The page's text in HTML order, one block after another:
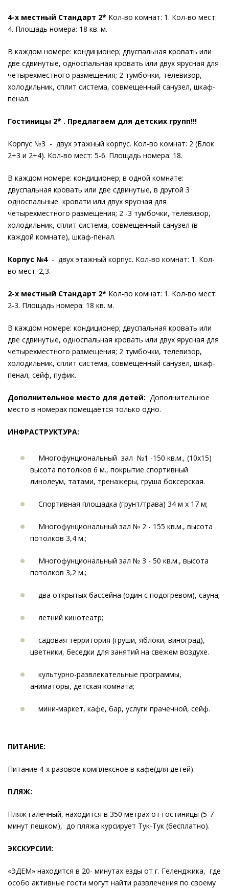
4-х местный Стандарт 2* Кол-во комнат: 1. Кол-во мест:
4. Площадь номера: 18 кв. м.
В каждом номере: кондиционер; двуспальная кровать или
две сдвинутые, односпальная кровать или двух ярусная для
четырехместного размещения; 2 тумбочки, телевизор,
холодильник, сплит система, совмещенный санузел, шкаф-
пенал.
Гостиницы 2* . Предлагаем для детских групп!!!
Корпус №3 - двух этажный корпус. Кол-во комнат: 2 (Блок
2+3 и 2+4). Кол-во мест: 5-6. Площадь номера: 18.
В каждом номере: кондиционер; в одной комнате:
двуспальная кровать или две сдвинутые, в другой 3
односпальные кровати или двух ярусная для
четырехместного размещения; 2 -3 тумбочки, телевизор,
холодильник, сплит система, совмещенный санузел (в
каждой комнате), шкаф-пенал.
Корпус №4 - двух этажный корпус. Кол-во комнат: 1. Кол-
во мест: 2,3.
2-х местный Стандарт 2* Кол-во комнат: 1. Кол-во мест:
2-3. Площадь номера: 18 кв. м.
В каждом номере: кондиционер; двуспальная кровать или
две сдвинутые, односпальная кровать или двух ярусная для
четырехместного размещения; 2 тумбочки, телевизор,
холодильник, сплит система, совмещенный санузел, шкаф-
пенал, сейф, пуфик.
Дополнительное место для детей: Дополнительное
место в номерах помещается только одно.
ИНФРАСТРУКТУРА:
Многофунциональный зал №1 -150 кв.м., (10х15)
высота потолков 6 м., покрытие спортивный
линолеум, татами, тренажеры, груша боксерская.
Спортивная площадка (грунт/трава) 34 м х 17 м;
Многофунциональный зал № 2 - 155 кв.м., высота
потолков 3,4 м.;
Многофунциональный зал № 3 - 50 кв.м., высота
потолков 3,2 м.;
два открытых бассейна (один с подогревом), сауна;
летний кинотеатр;
садовая территория (груши, яблоки, виноград),
цветники, беседки для занятий на свежем воздухе.
культурно-развлекательные программы,
аниматоры, детская комната;
мини-маркет, кафе, бар, услуги прачечной, сейф.
ПИТАНИЕ:
Питание 4-х разовое комплексное в кафе(для детей).
ПЛЯЖ:
Пляж галечный, находится в 350 метрах от гостиницы (5-7
минут пешком), до пляжа курсирует Тук-Тук (бесплатно).
ЭКСКУРСИИ:
«ЭДЕМ» находится в 20- минутах езды от г. Геленджика, где
особо активные гости могут найти развлечения по своему